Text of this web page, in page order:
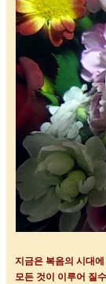
지금은 복음의 시대
모든 것이 이루어 질